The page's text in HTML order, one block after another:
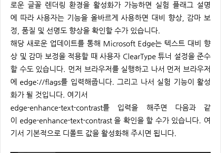
로운 글꼴 렌더링 환경을 활성화가 가능하면 실험 플래그 설명
에 따라 사용자는 기능을 올바르게 사용하면 대비 향상, 감마 보
정, 품질 및 선명도 향상을 확인할 수가 있습니다.
해당 새로운 업데이트를 통해 Microsoft Edge는 텍스트 대비 향
상 및 감마 보정을 적용할 때 사용자 ClearType 튜너 설정을 준수
할 수도 있습니다. 먼저 브라우저를 실행하고 나서 먼저 브라우저
에 edge://flags를 입력해줍니다. 그리고 나서 실험 기능이 활성
화가 될 것입니다. 여기서
edge-enhance-text-contrast를 입력을 해주면 다음과 같
이 edge-enhance-text-contrast 을 확인을 할 수가 있습니다. 여
기서 기본적으로 디폴트 값을 활성화해 주시면 됩니다.